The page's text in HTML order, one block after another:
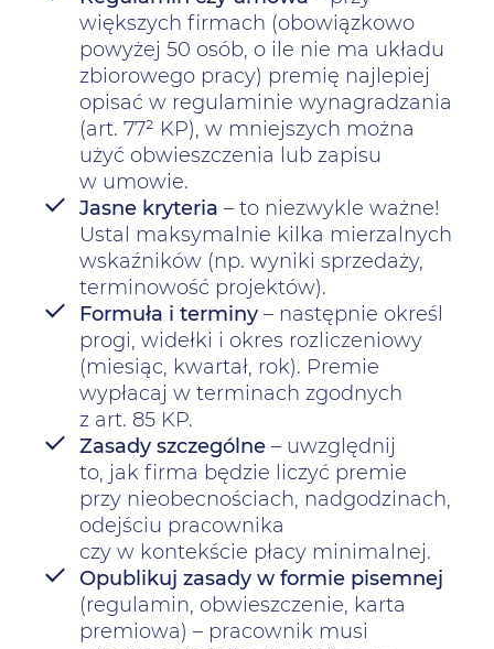
większych firmach (obowiązkowo
powyżej 50 osób, o ile nie ma układu
zbiorowego pracy) premię najlepiej
opisać w regulaminie wynagradzania
(art. 77² KP), w mniejszych można
użyć obwieszczenia lub zapisu
w umowie.
Jasne kryteria – to niezwykle ważne!
Ustal maksymalnie kilka mierzalnych
wskaźników (np.wyniki sprzedaży,
terminowość projektów).
Formuła i terminy – następnie określ
progi, widełki i okres rozliczeniowy
(miesiąc, kwartał, rok). Premie
wypłacaj w terminach zgodnych
z art. 85 KP.
Zasady szczególne– uwzględnij
to, jak firma będzie liczyć premie
przy nieobecnościach, nadgodzinach,
odejściu pracownika
czy w kontekście płacy minimalnej.
Opublikuj zasady w formie pisemnej
(regulamin, obwieszczenie, karta
premiowa) – pracownik musi